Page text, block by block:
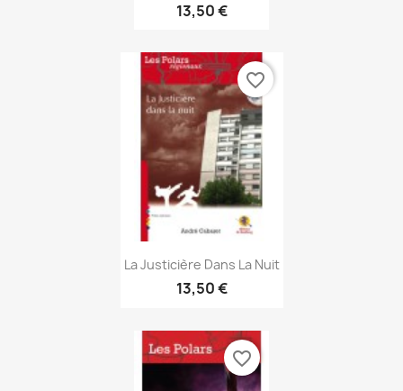
13,50 €
Aperçu rapide
La Justicière Dans La Nuit
13,50 €
favorite_border
favorite_border